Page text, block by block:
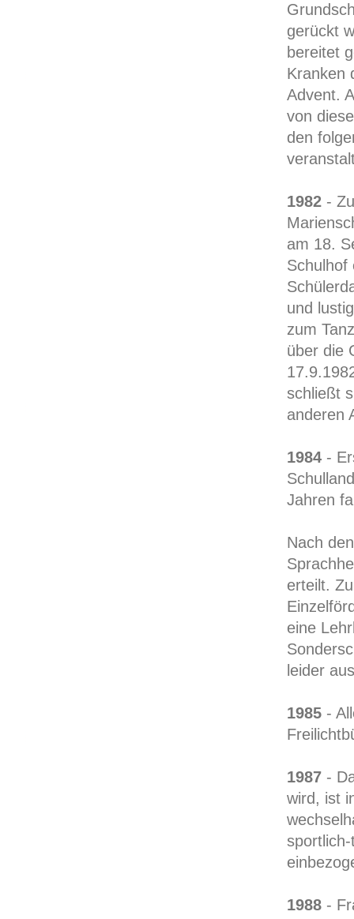
gerückt
bereitet
Kranken
Advent.
von
den
1982 -
am 18.
Schulhof
und
zum
über die
schließt
anderen
1984 -
Jahren
Nach
erteilt.
eine
leider
1985 -
1987 -
wird, ist
1988 -